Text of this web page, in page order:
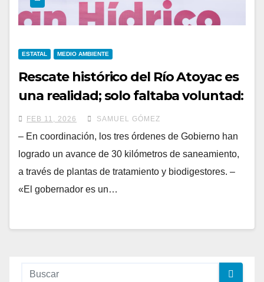
ESTATAL MEDIO AMBIENTE
Rescate histórico del Río Atoyac es
una realidad; solo faltaba voluntad:
Armenta
FEB 11, 2026 SAMUEL GÓMEZ
– En coordinación, los tres órdenes de Gobierno han
logrado un avance de 30 kilómetros de saneamiento,
a través de plantas de tratamiento y biodigestores. –
«El gobernador es un…